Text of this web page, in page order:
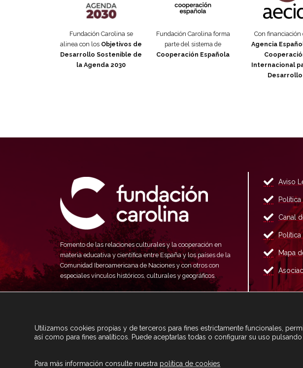
Fundación Carolina se
alinea con los Objetivos de
Desarrollo Sostenible de
la Agenda 2030
Fundación Carolina forma
parte del sistema de
Cooperación Española
Con financiación
Agencia
Internacional
Desarrollo
Fomento de las relaciones culturales y la cooperación en
materia educativa y científica entre España y los países de la
Comunidad Iberoamericana de Naciones y con otros con
especiales vínculos históricos, culturales y geográficos.
Aviso
Canal
Mapa
Utilizamos cookies propias y de terceros para fines estrictamente funcionales,
así como para fines analíticos. Puede aceptarlas todas o configurar su uso
Para más información consulte nuestra política de cookies